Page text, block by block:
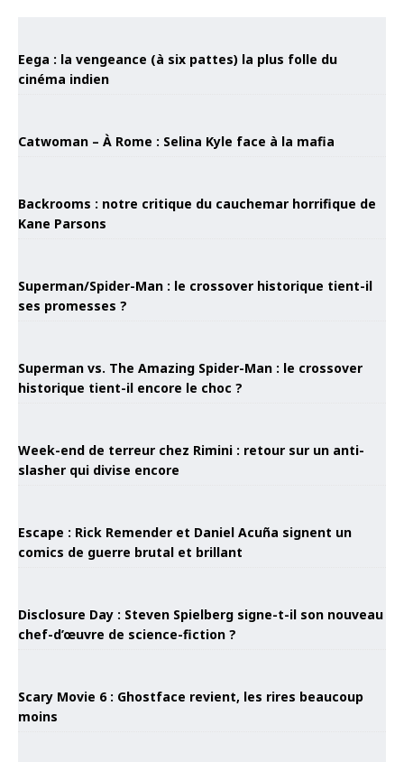
Eega : la vengeance (à six pattes) la plus folle du
cinéma indien
Catwoman – À Rome : Selina Kyle face à la mafia
Backrooms : notre critique du cauchemar horrifique de
Kane Parsons
Superman/Spider-Man : le crossover historique tient-il
ses promesses ?
Superman vs. The Amazing Spider-Man : le crossover
historique tient-il encore le choc ?
Week-end de terreur chez Rimini : retour sur un anti-
slasher qui divise encore
Escape : Rick Remender et Daniel Acuña signent un
comics de guerre brutal et brillant
Disclosure Day : Steven Spielberg signe-t-il son nouveau
chef-d’œuvre de science-fiction ?
Scary Movie 6 : Ghostface revient, les rires beaucoup
moins